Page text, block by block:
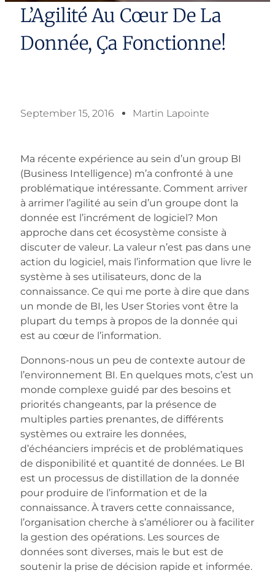
L’Agilité Au Cœur De La
Donnée, Ça Fonctionne!
September 15, 2016 Martin Lapointe
Ma récente expérience au sein d’un group BI
(Business Intelligence) m’a confronté à une
problématique intéressante. Comment arriver
à arrimer l’agilité au sein d’un groupe dont la
donnée est l’incrément de logiciel? Mon
approche dans cet écosystème consiste à
discuter de valeur. La valeur n’est pas dans une
action du logiciel, mais l’information que livre le
système à ses utilisateurs, donc de la
connaissance. Ce qui me porte à dire que dans
un monde de BI, les User Stories vont être la
plupart du temps à propos de la donnée qui
est au cœur de l’information.
Donnons-nous un peu de contexte autour de
l’environnement BI. En quelques mots, c’est un
monde complexe guidé par des besoins et
priorités changeants, par la présence de
multiples parties prenantes, de différents
systèmes ou extraire les données,
d’échéanciers imprécis et de problématiques
de disponibilité et quantité de données. Le BI
est un processus de distillation de la donnée
pour produire de l’information et de la
connaissance. À travers cette connaissance,
l’organisation cherche à s’améliorer ou à faciliter
la gestion des opérations. Les sources de
données sont diverses, mais le but est de
soutenir la prise de décision rapide et informée.